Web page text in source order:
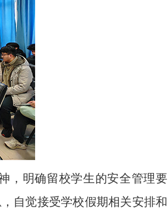
，明确留校学生的安全管理要
自觉接受学校假期相关安排和